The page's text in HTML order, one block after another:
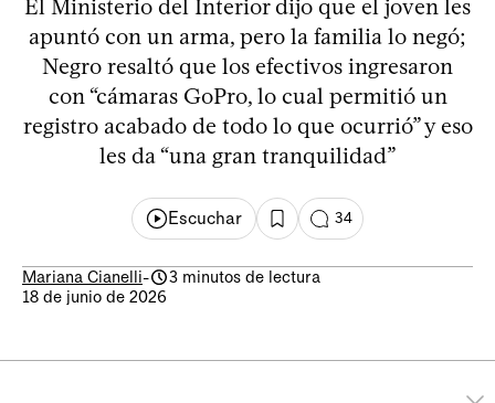
El Ministerio del Interior dijo que el joven les
apuntó con un arma, pero la familia lo negó;
Negro resaltó que los efectivos ingresaron
con “cámaras GoPro, lo cual permitió un
registro acabado de todo lo que ocurrió” y eso
les da “una gran tranquilidad”
Escuchar 34
Mariana Cianelli-
3 minutos de lectura
18 de junio de 2026